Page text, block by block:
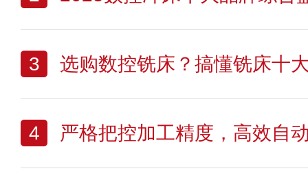
3 选购数控铣床？搞懂铣床十
4 严格把控加工精度，高效自